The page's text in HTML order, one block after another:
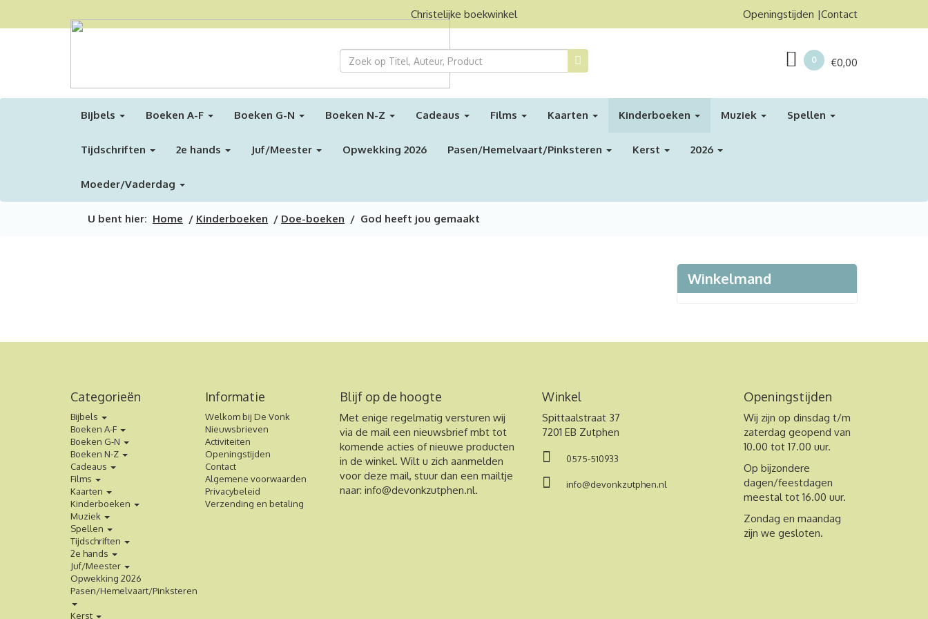
Christelijke boekwinkel Openingstijden Contact
0 €0,00
Bijbels Boeken A-F Boeken G-N Boeken N-Z Cadeaus Films Kaarten Kinderboeken Muziek Spellen
Tijdschriften 2e hands Juf/Meester Opwekking 2026 Pasen/Hemelvaart/Pinksteren Kerst 2026
Moeder/Vaderdag
U bent hier: Home / Kinderboeken / Doe-boeken / God heeft jou gemaakt
Winkelmand
Categorieën
Bijbels
Boeken A-F
Boeken G-N
Boeken N-Z
Cadeaus
Films
Kaarten
Kinderboeken
Muziek
Spellen
Tijdschriften
2e hands
Juf/Meester
Opwekking 2026
Pasen/Hemelvaart/Pinksteren
Kerst
Informatie
Welkom bij De Vonk
Nieuwsbrieven
Activiteiten
Openingstijden
Contact
Algemene voorwaarden
Privacybeleid
Verzending en betaling
Blijf op de hoogte
Met enige regelmatig versturen wij
via de mail een nieuwsbrief mbt tot
komende acties of nieuwe producten
in de winkel. Wilt u zich aanmelden
voor deze mail, stuur dan een mailtje
naar: info@devonkzutphen.nl.
Winkel
Spittaalstraat 37
7201 EB Zutphen
0575-510933
info@devonkzutphen.nl
Openingstijden
Wij zijn op dinsdag t/m
zaterdag geopend van
10.00 tot 17.00 uur.
Op bijzondere
dagen/feestdagen
meestal tot 16.00 uur.
Zondag en maandag
zijn we gesloten.